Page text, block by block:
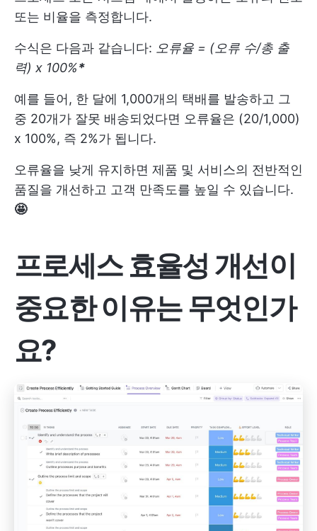
또는 비율을 측정합니다.
수식은 다음과 같습니다: 오류율 = (오류 수/총 출
력) x 100%*
예를 들어, 한 달에 1,000개의 택배를 발송하고 그
중 20개가 잘못 배송되었다면 오류율은 (20/1,000)
x 100%, 즉 2%가 됩니다.
오류율을 낮게 유지하면 제품 및 서비스의 전반적인
품질을 개선하고 고객 만족도를 높일 수 있습니다.
🤩
프로세스 효율성 개선이
중요한 이유는 무엇인가
요?